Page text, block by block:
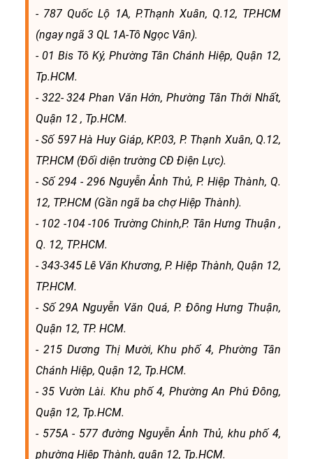
- 787 Quốc Lộ 1A, P.Thạnh Xuân, Q.12, TP.HCM
(ngay ngã 3 QL 1A-Tô Ngọc Vân).
- 01 Bis Tô Ký, Phường Tân Chánh Hiệp, Quận 12,
Tp.HCM.
- 322- 324 Phan Văn Hớn, Phường Tân Thới Nhất,
Quận 12 , Tp.HCM.
- Số 597 Hà Huy Giáp, KP.03, P. Thạnh Xuân, Q.12,
TP.HCM (Đối diện trường CĐ Điện Lực).
- Số 294 - 296 Nguyễn Ảnh Thủ, P. Hiệp Thành, Q.
12, TP.HCM (Gần ngã ba chợ Hiệp Thành).
- 102 -104 -106 Trường Chinh,P. Tân Hưng Thuận ,
Q. 12, TP.HCM.
- 343-345 Lê Văn Khương, P. Hiệp Thành, Quận 12,
TP.HCM.
- Số 29A Nguyễn Văn Quá, P. Đông Hưng Thuận,
Quận 12, TP. HCM.
- 215 Dương Thị Mười, Khu phố 4, Phường Tân
Chánh Hiệp, Quận 12, Tp.HCM.
- 35 Vườn Lài. Khu phố 4, Phường An Phú Đông,
Quận 12, Tp.HCM.
- 575A - 577 đường Nguyễn Ảnh Thủ, khu phố 4,
phường Hiệp Thành, quận 12, Tp.HCM.